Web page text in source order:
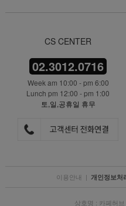
CS CENTER
02.3012.0716
Week am 10:00 - pm 6:00
Lunch pm 12:00 - pm 1:00
토,일,공휴일 휴무
이용안내 | 개인정보처
상호명 : 카페허